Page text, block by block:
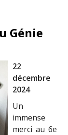
Génie
22
décembre
2024
Un
immense
merci au 6e